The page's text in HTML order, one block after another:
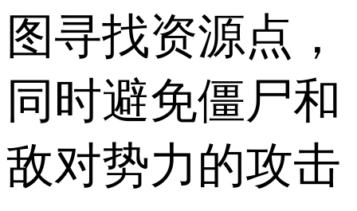
图寻找资源点，
同时避免僵尸和
敌对势力的攻击